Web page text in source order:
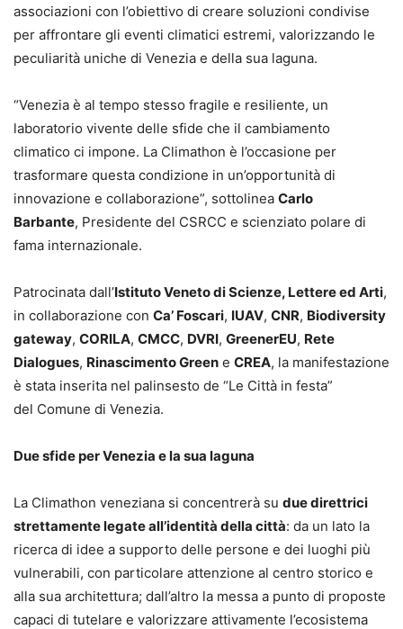
associazioni con l’obiettivo di creare soluzioni condivise
per affrontare gli eventi climatici estremi, valorizzando le
peculiarità uniche di Venezia e della sua laguna.
“Venezia è al tempo stesso fragile e resiliente, un
laboratorio vivente delle sfide che il cambiamento
climatico ci impone. La Climathon è l’occasione per
trasformare questa condizione in un’opportunità di
innovazione e collaborazione”, sottolinea Carlo
Barbante, Presidente del CSRCC e scienziato polare di
fama internazionale.
Patrocinata dall’Istituto Veneto di Scienze, Lettere ed Arti,
in collaborazione con Ca’ Foscari, IUAV, CNR, Biodiversity
gateway, CORILA, CMCC, DVRI, GreenerEU, Rete
Dialogues, Rinascimento Green e CREA, la manifestazione
è stata inserita nel palinsesto de “Le Città in festa”
del Comune di Venezia.
Due sfide per Venezia e la sua laguna
La Climathon veneziana si concentrerà su due direttrici
strettamente legate all’identità della città: da un lato la
ricerca di idee a supporto delle persone e dei luoghi più
vulnerabili, con particolare attenzione al centro storico e
alla sua architettura; dall’altro la messa a punto di proposte
capaci di tutelare e valorizzare attivamente l’ecosistema